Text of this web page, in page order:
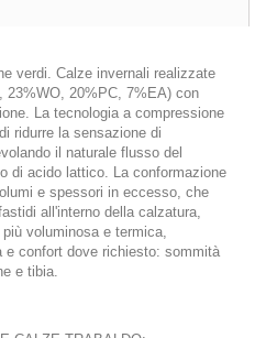
verdi. Calze invernali realizzate
23%WO, 20%PC, 7%EA) con
La tecnologia a compressione
ridurre la sensazione di
il naturale flusso del
di acido lattico. La conformazione
e spessori in eccesso, che
all'interno della calzatura,
voluminosa e termica,
e confort dove richiesto: sommità
e tibia.